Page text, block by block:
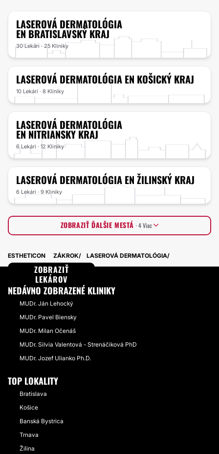
LASEROVÁ DERMATOLÓGIA
EN BRATISLAVSKÝ KRAJ
30 Lekári · 25 Kliniky
LASEROVÁ DERMATOLÓGIA EN KOŠICKÝ KRAJ
10 Lekári · 8 Kliniky
LASEROVÁ DERMATOLÓGIA
EN NITRIANSKY KRAJ
6 Lekári · 12 Kliniky
LASEROVÁ DERMATOLÓGIA EN ŽILINSKÝ KRAJ
6 Lekári · 9 Kliniky
Trnavský kraj 5 Lekári · 7 Kliniky
Prešovský kraj 3 Lekári · 6 Kliniky
Trenčiansky kraj
ZOBRAZIŤ ĎALŠIE MESTÁ · 4 Viac
ZOBRAZIŤ
LEKÁROV
ESTHETICON ZÁKROK LASEROVÁ DERMATOLÓGIA
NEDÁVNO ZOBRAZENÉ KLINIKY
MUDr. Ján Lehocký
MUDr. Pavel Biensky
MUDr. Milan Očenáš
MUDr. Silvia Valentová - Strenáčiková PhD
MUDr. Jozef Ulianko Ph.D.
TOP LOKALITY
Bratislava
Košice
Banská Bystrica
Trnava
Žilina